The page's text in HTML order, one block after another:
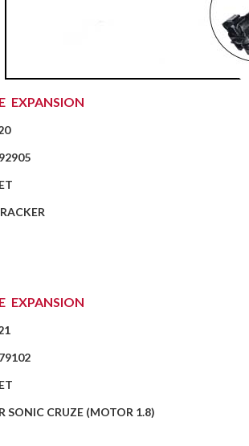
EXPANSION
EXPANSION
SONIC CRUZE (MOTOR 1.8)